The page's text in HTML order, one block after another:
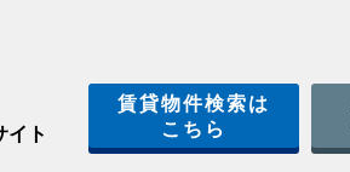
イト
賃貸物件検索は
こちら